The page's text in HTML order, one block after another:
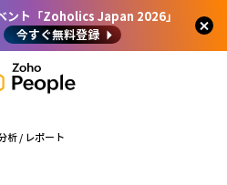
ント「Zoholics Japan 2026」
今すぐ無料登録
析 / レポート